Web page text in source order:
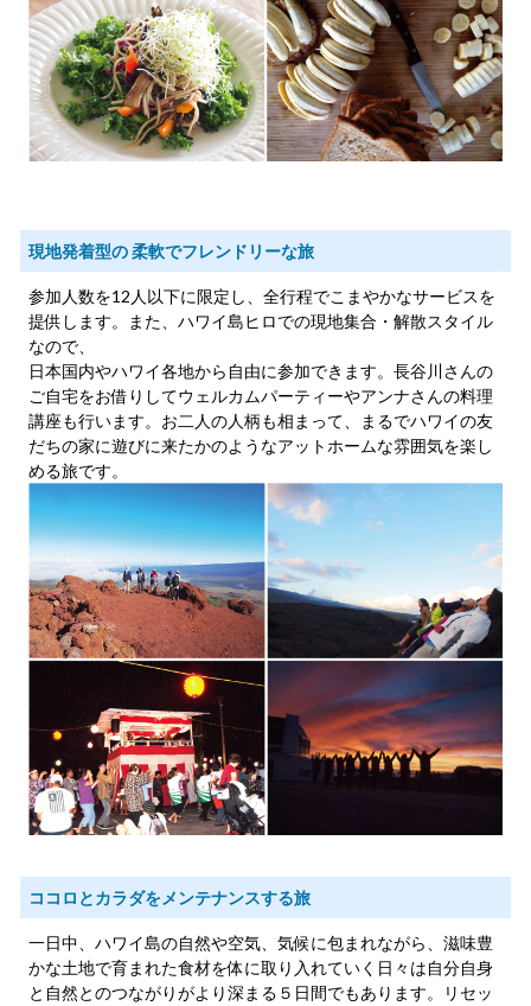
現地発着型の 柔軟でフレンドリーな旅
参加人数を12人以下に限定し、全行程でこまやかなサービスを
提供します。また、ハワイ島ヒロでの現地集合・解散スタイル
なので、
日本国内やハワイ各地から自由に参加できます。長谷川さんの
ご自宅をお借りしてウェルカムパーティーやアンナさんの料理
講座も行います。お二人の人柄も相まって、まるでハワイの友
だちの家に遊びに来たかのようなアットホームな雰囲気を楽し
める旅です。
ココロとカラダをメンテナンスする旅
一日中、ハワイ島の自然や空気、気候に包まれながら、滋味豊
かな土地で育まれた食材を体に取り入れていく日々は自分自身
と自然とのつながりがより深まる５日間でもあります。リセッ